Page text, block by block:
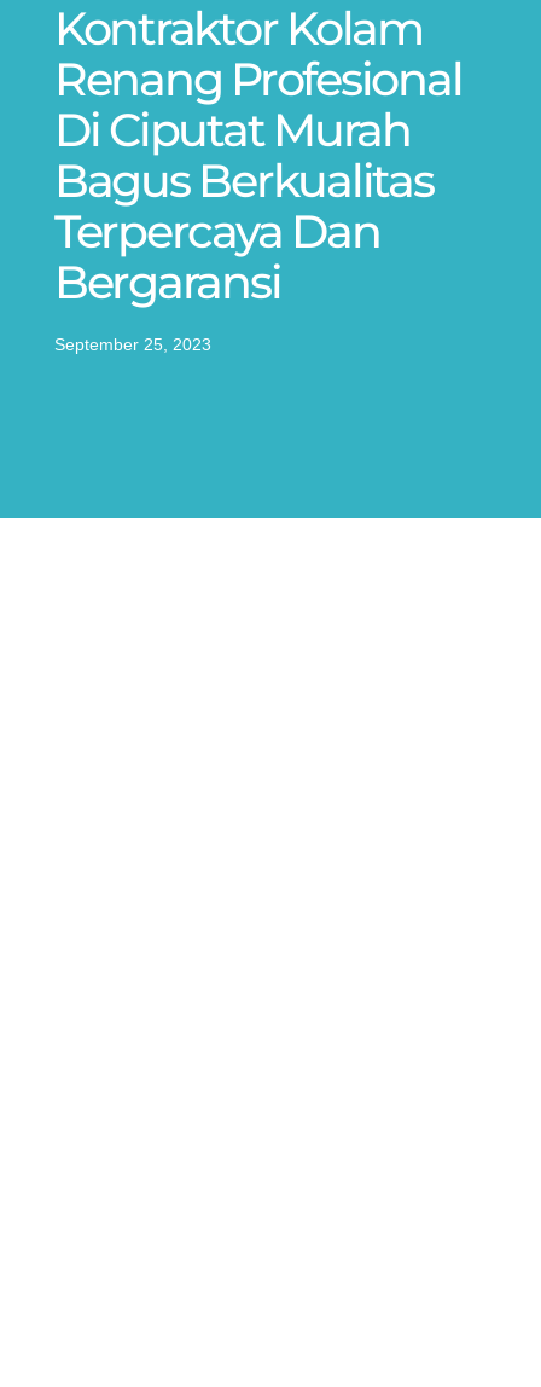
Kontraktor Kolam
Renang Profesional
Di Ciputat Murah
Bagus Berkualitas
Terpercaya Dan
Bergaransi
September 25, 2023